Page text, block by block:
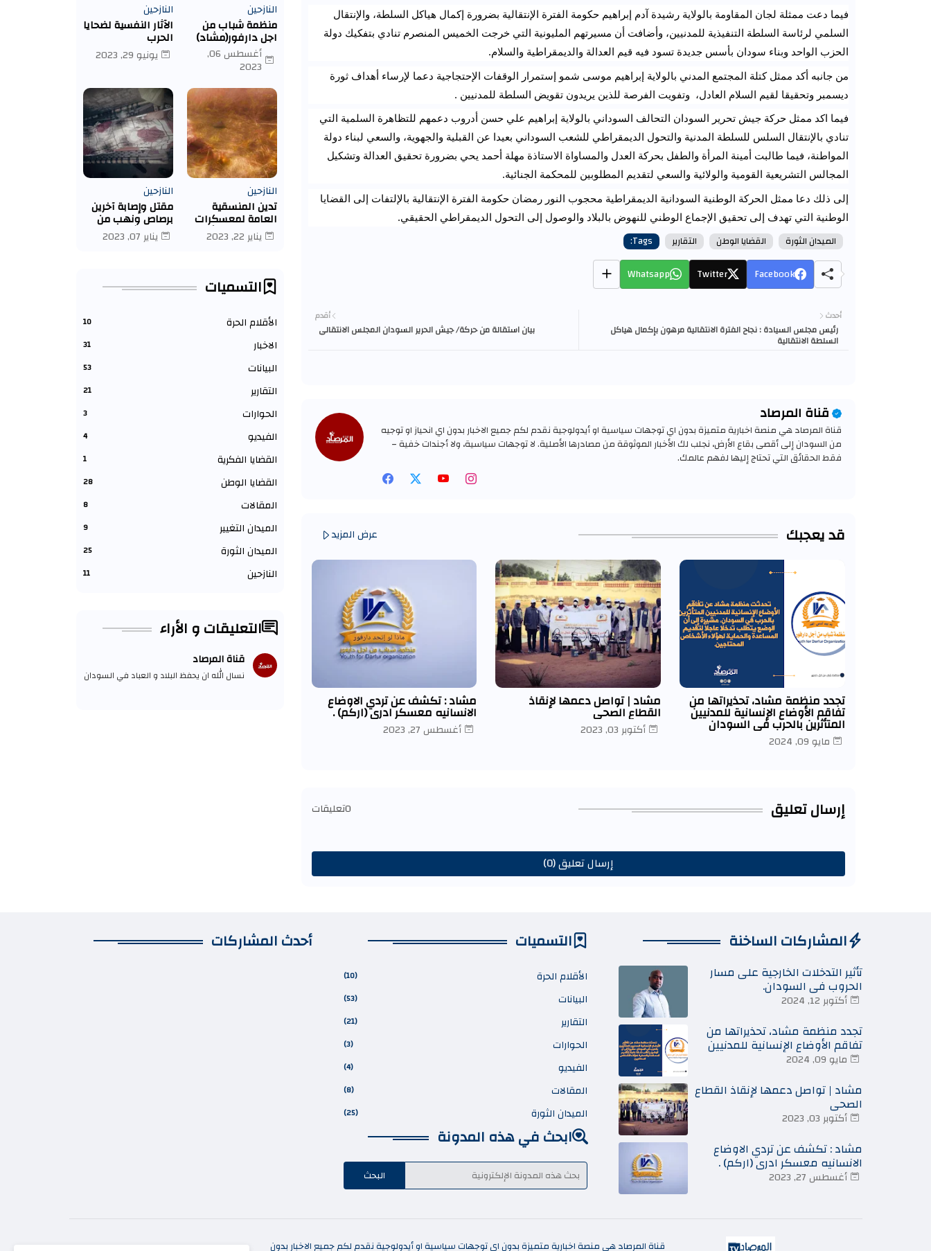
الحزب الواحد وبناء سودان بأسس جديدة تسود فيه قيم العدالة والديمقراطية والسلام.
ديسمبر وتحقيقا لقيم السلام العادل،  وتفويت الفرصة للذين يريدون تقويض السلطة للمدنيين .
المجالس التشريعية القومية والولائية والسعي لتقديم المطلوبين للمحكمة الجنائية.
الوطنية التي تهدف إلى تحقيق الإجماع الوطني للنهوض بالبلاد والوصول إلى التحول الديمقراطي الحقيقي.
Tags: التقارير القضايا الوطن الميدان الثورة
Facebook
Twitter
Whatsapp
أحدث
رئيس مجلس السيادة : نجاح الفترة الانتقالية مرهون بإكمال هياكل
السلطة الانتقالية
أقدم
بيان استقالة من حركة/ جيش الحرير السودان المجلس الانتقالي
قناة المرصاد
قناة المرصاد هي منصة اخبارية متميزة بدون اي توجهات سياسية او أيدولوجية نقدم لكم جميع الاخبار بدون اي انحياز او توجيه
من السودان إلى أقصى بقاع الأرض، نجلب لك الأخبار الموثوقة من مصادرها الأصلية. لا توجهات سياسية، ولا أجندات خفية –
فقط الحقائق التي تحتاج إليها لفهم عالمك.
قد يعجبك عرض المزيد
تجدد منظمة مشاد، تحذيراتها من
تفاقم الأوضاع الإنسانية للمدنيين
المتأثرين بالحرب في السودان
مايو 09, 2024
مشاد | تواصل دعمها لإنقاذ
القطاع الصحي
أكتوبر 03, 2023
مشاد : تكشف عن تردي الاوضاع
الانسانيه معسكر ادري (اركم) .
أغسطس 27, 2023
إرسال تعليق 0تعليقات
إرسال تعليق (0)
النازحين
منظمة شباب من
اجل دارفور(مشاد)
تبتدر حملتها الاولى
لتوزع مساعدات
ماديه بمعسكر
ادري- تشاد
أغسطس 06,
2023
النازحين
الآثار النفسية لضحايا
الحرب
يونيو 29, 2023
النازحين
تدين المنسقية
العامة لمعسكرات
النازحين واللاجئين
قتل النازحة/ نوال
يناير 22, 2023
النازحين
مقتل وإصابة آخرين
برصاص ونهب من
قبل مليشيات
الجنجويد بولاية
يناير 07, 2023
التسميات
الأقلام الحرة 10
الاخبار 31
البيانات 53
التقارير 21
الحوارات 3
الفيديو 4
القضايا الفكرية 1
القضايا الوطن 28
المقالات 8
الميدان التغيير 9
الميدان الثورة 25
النازحين 11
التعليقات و الأراء
قناة المرصاد
نسال الله ان يحفظ البلاد و العباد في السودان
المشاركات الساخنة
تأثير التدخلات الخارجية على مسار
الحروب في السودان.
أكتوبر 12, 2024
تجدد منظمة مشاد، تحذيراتها من
تفاقم الأوضاع الإنسانية للمدنيين
المتأثرين بالحرب في السودان
مايو 09, 2024
مشاد | تواصل دعمها لإنقاذ القطاع
الصحي
أكتوبر 03, 2023
مشاد : تكشف عن تردي الاوضاع
الانسانيه معسكر ادري (اركم) .
أغسطس 27, 2023
التسميات
الأقلام الحرة (10)
البيانات (53)
التقارير (21)
الحوارات (3)
الفيديو (4)
المقالات (8)
الميدان الثورة (25)
ابحث في هذه المدونة
أحدث المشاركات
قناة المرصاد هي منصة اخبارية متميزة بدون اي توجهات سياسية او أيدولوجية نقدم لكم جميع الاخبار بدون